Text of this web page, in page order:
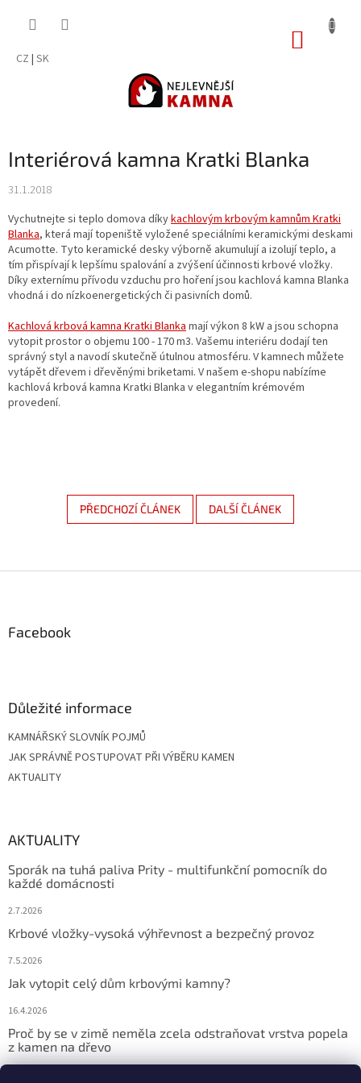
CZ | SK
Interiérová kamna Kratki Blanka
31.1.2018
Vychutnejte si teplo domova díkykachlovým krbovým kamnům Kratki
Blanka, která mají topeniště vyložené speciálními keramickými deskami
Acumotte. Tyto keramické desky výborně akumulují a izolují teplo, a
tím přispívají k lepšímu spalování a zvýšení účinnosti krbové vložky.
Díky externímu přívodu vzduchu pro hoření jsou kachlová kamna Blanka
vhodná i do nízkoenergetických či pasivních domů.
Kachlová krbová kamna Kratki Blanka mají výkon 8 kW a jsou schopna
vytopit prostor o objemu 100 - 170 m3. Vašemu interiéru dodají ten
správný styl a navodí skutečně útulnou atmosféru. V kamnech můžete
vytápět dřevem i dřevěnými briketami. V našem e-shopu nabízíme
kachlová krbová kamna Kratki Blanka v elegantním krémovém
provedení.
PŘEDCHOZÍ ČLÁNEK DALŠÍ ČLÁNEK
Facebook
Důležité informace
KAMNÁŘSKÝ SLOVNÍK POJMŮ
JAK SPRÁVNĚ POSTUPOVAT PŘI VÝBĚRU KAMEN
AKTUALITY
AKTUALITY
Sporák na tuhá paliva Prity - multifunkční pomocník do
každé domácnosti
2.7.2026
Krbové vložky-vysoká výhřevnost a bezpečný provoz
7.5.2026
Jak vytopit celý dům krbovými kamny?
16.4.2026
Proč by se v zimě neměla zcela odstraňovat vrstva popela
z kamen na dřevo